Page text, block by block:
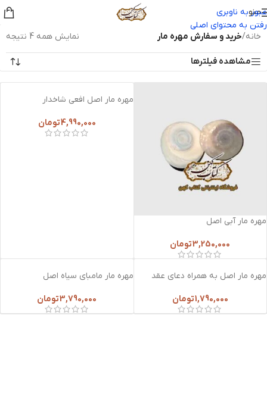
عبور به ناوبری
رفتن به محتوای اصلی
منو
خانه/خرید و سفارش مهره مار نمایش همه 4 نتیجه
مشاهده فیلترها
مهره مار آبی اصل
3,250,000تومان
مهره مار اصل افعی شاخدار
4,990,000تومان
مهره مار اصل به همراه دعای عقد
1,790,000تومان
مهره مار مامبای سیاه اصل
3,790,000تومان